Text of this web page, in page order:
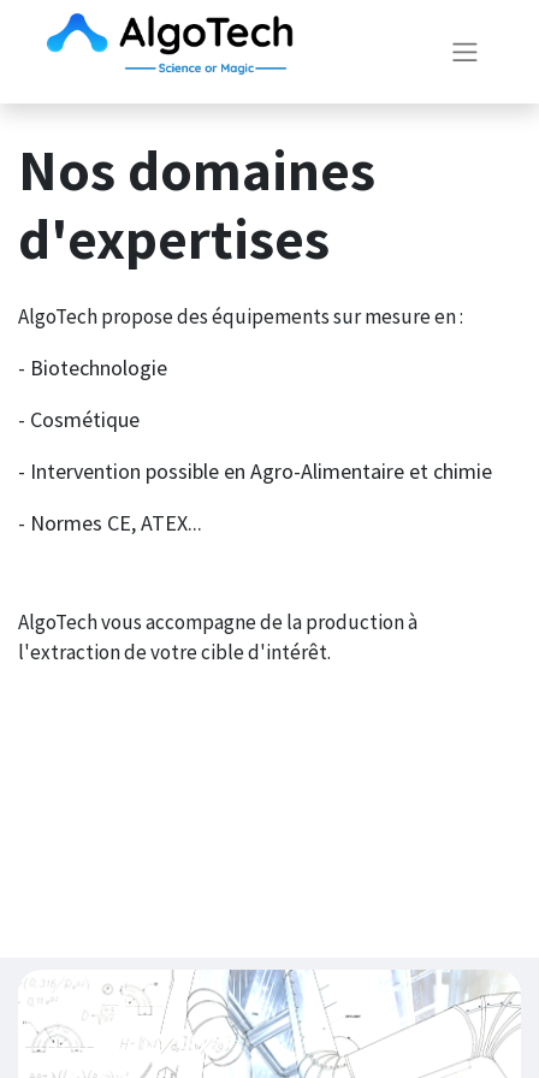
Nos domaines
d'expertises
AlgoTech propose des équipements sur mesure en :
- Biotechnologie
- Cosmétique
- Intervention possible en Agro-Alimentaire et chimie
- Normes CE, ATEX...
AlgoTech vous accompagne de la production à
l'extraction de votre cible d'intérêt.